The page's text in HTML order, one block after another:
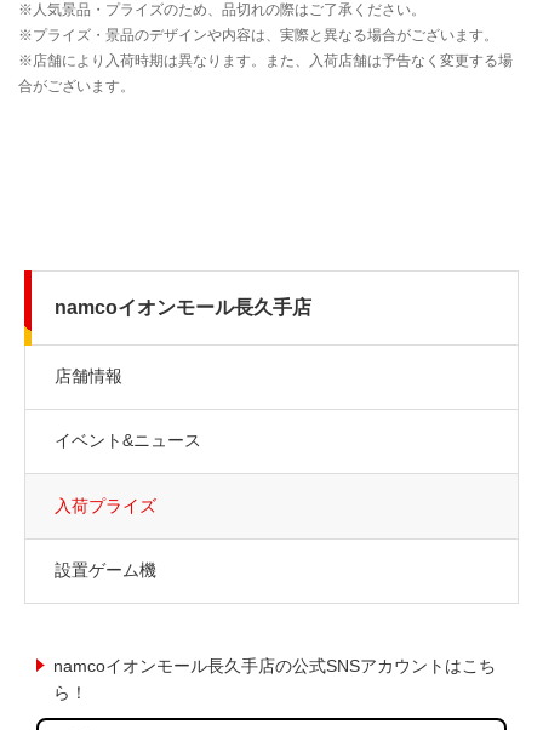
namcoイオンモール長久手店
店舗情報
イベント&ニュース
入荷プライズ
設置ゲーム機
namcoイオンモール長久手店の公式SNSアカウントはこち
ら！